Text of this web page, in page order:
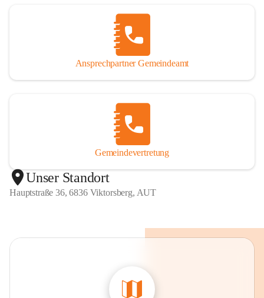
Ansprechpartner Gemeindeamt
Gemeindevertretung
Unser Standort
Hauptstraße 36, 6836 Viktorsberg, AUT